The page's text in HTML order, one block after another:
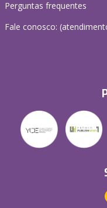
Perguntas frequentes
Fale conosco: